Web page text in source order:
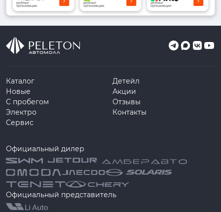
рейтинг
организации
рейтинг
организации
рейтинг
организации
Каталог
Новые
С пробегом
Электро
Сервис
Детейл
Акции
Отзывы
Контакты
Официальный дилер
Официальный представитель